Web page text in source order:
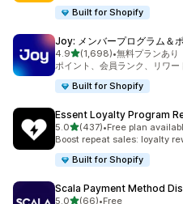
Built for Shopify
Joy: メンバープログラム＆
4.95つ星中
(1,698)
合計レビュー数：1698件
•無料プランあり
ポイント、会員ランク、リワー
Built for Shopify
Essent Loyalty Program
5.05つ星中
(437)
合計レビュー数：437件
•Free plan
Boost repeat sales: loyalty
Built for Shopify
Scala Payment Method
5.05つ星中
(66)•Free